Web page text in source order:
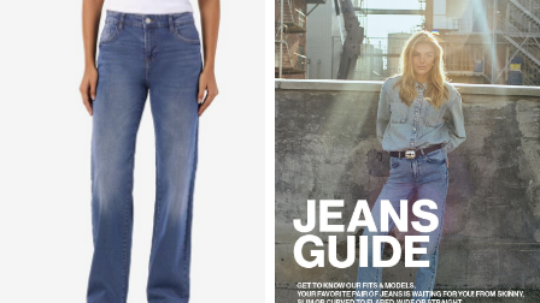
https://www.noisymay.com/fr-
fr/jeans-guide.html